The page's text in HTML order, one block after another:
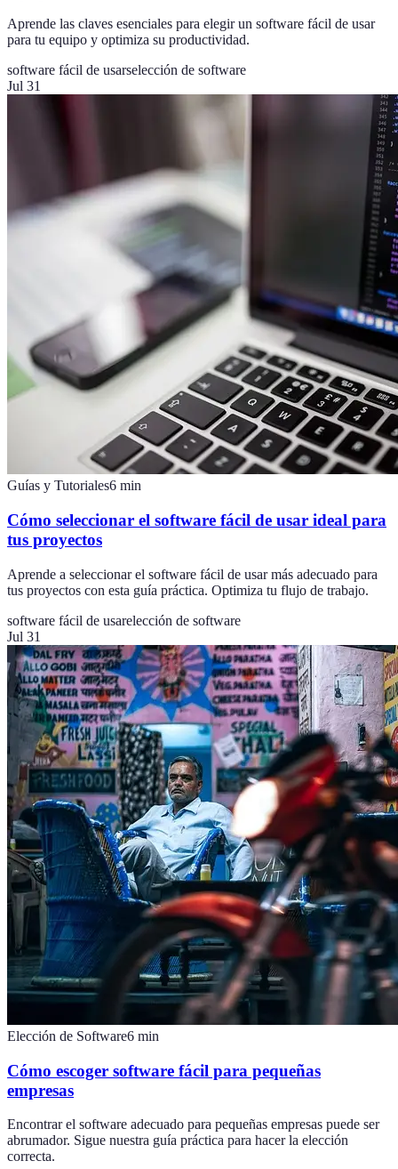
Aprende las claves esenciales para elegir un software fácil de usar
para tu equipo y optimiza su productividad.
software fácil de usarselección de software
Jul 31
Guías y Tutoriales6 min
Cómo seleccionar el software fácil de usar ideal para
tus proyectos
Aprende a seleccionar el software fácil de usar más adecuado para
tus proyectos con esta guía práctica. Optimiza tu flujo de trabajo.
software fácil de usarelección de software
Jul 31
Elección de Software6 min
Cómo escoger software fácil para pequeñas
empresas
Encontrar el software adecuado para pequeñas empresas puede ser
abrumador. Sigue nuestra guía práctica para hacer la elección
correcta.